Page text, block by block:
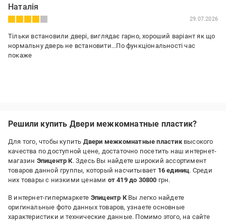
Наталія
29.07.2026
Тільки встановили двері, виглядає гарно, хороший варіант як що
нормальну дверь не встановити...По функціональності час
покаже
Решили купить Двери межкомнатные пластик?
Для того, чтобы купить Двери межкомнатные пластиквысокого
качества по доступной цене, достаточно посетить наш интернет-
магазин Эпицентр К. Здесь Вы найдете широкий ассортимент
товаров данной группы, который насчитывает 16 единиц. Среди
них товары с низкими ценами от 419 до 30800 грн.
В интернет-гипермаркете Эпицентр КВы легко найдете
оригинальные фото данных товаров, узнаете основные
характеристики и технические данные. Помимо этого, на сайте